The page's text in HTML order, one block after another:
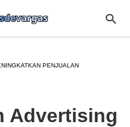
PENJUALAN
Advertising